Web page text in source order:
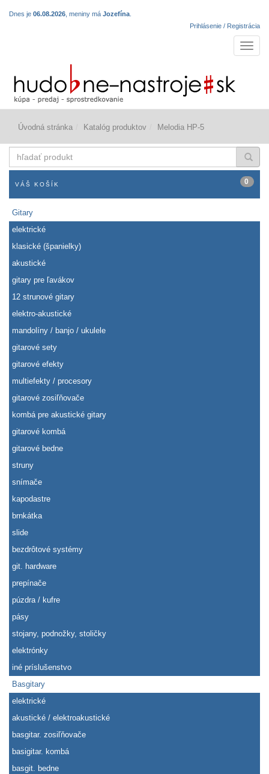
Dnes je 06.08.2026 , meniny má Jozefína
Prihlásenie / Registrácia
Úvodná stránka Katalóg produktov Melodia HP-5
produkt
VÁŠ KOŠÍK 0
Gitary
elektrické
klasické (španielky)
akustické
gitary pre ľavákov
12 strunové gitary
elektro-akustické
mandolíny / banjo / ukulele
gitarové sety
gitarové efekty
multiefekty / procesory
gitarové zosiľňovače
kombá pre akustické gitary
gitarové kombá
gitarové bedne
struny
snímače
kapodastre
brnkátka
slide
bezdrôtové systémy
git. hardware
prepínače
púzdra / kufre
pásy
stojany, podnožky, stoličky
elektrónky
iné príslušenstvo
Basgitary
elektrické
akustické / elektroakustické
basgitar. zosiľňovače
basigitar. kombá
basgit. bedne